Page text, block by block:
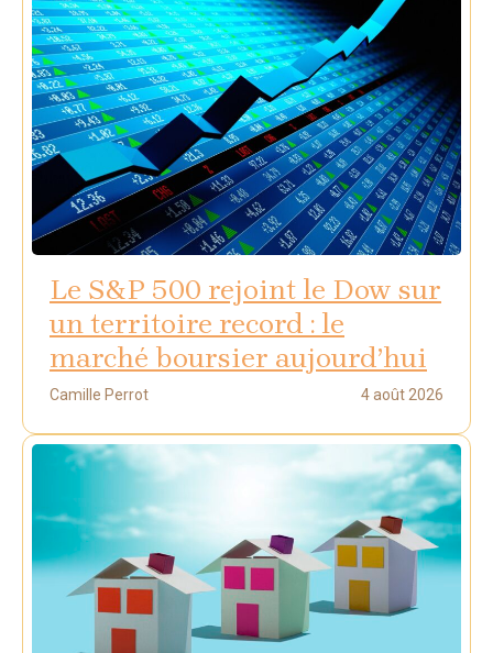
Le S&P 500 rejoint le Dow sur
un territoire record : le
marché boursier aujourd’hui
Camille Perrot 4 août 2026